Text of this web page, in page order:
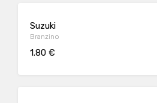
Suzuki
Branzino
1.80 €